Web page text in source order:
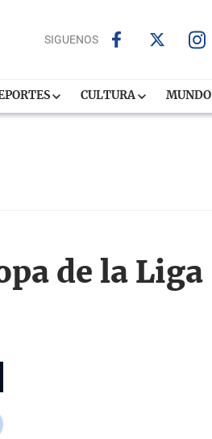
SIGUENOS
CULTURA MUNDO
de la Liga